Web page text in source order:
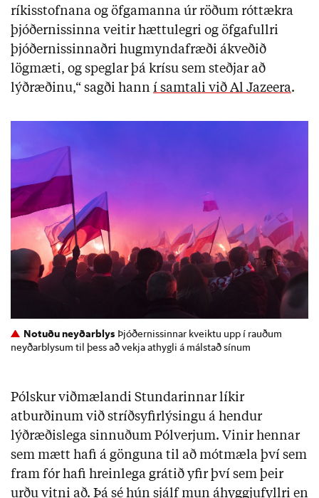
ríkisstofnana og öfgamanna úr röðum róttækra
þjóðernissinna veitir hættulegri og öfgafullri
þjóðernissinnaðri hugmyndafræði ákveðið
lögmæti, og speglar þá krísu sem steðjar að
lýðræðinu,“ sagði hann í samtali við Al Jazeera.
Notuðu neyðarblys Þjóðernissinnar kveiktu upp í rauðum
neyðarblysum til þess að vekja athygli á málstað sínum
Pólskur viðmælandi Stundarinnar líkir
atburðinum við stríðsyfirlýsingu á hendur
lýðræðislega sinnuðum Pólverjum. Vinir hennar
sem mætt hafi á gönguna til að mótmæla því sem
fram fór hafi hreinlega grátið yfir því sem þeir
urðu vitni að. Þá sé hún sjálf mun áhyggjufyllri en